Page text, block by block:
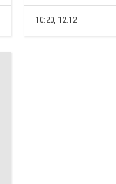
10:20, 12.12